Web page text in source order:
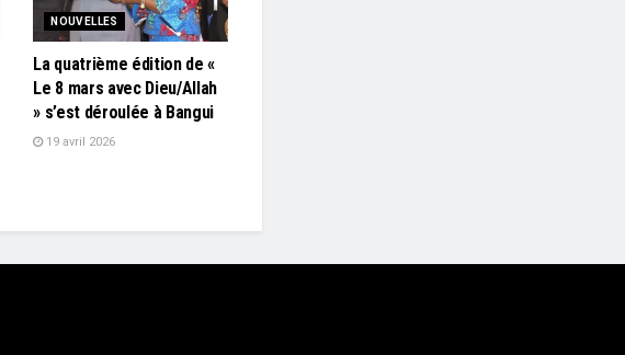
NOUVELLES
La quatrième édition de «
Le 8 mars avec Dieu/Allah
» s’est déroulée à Bangui
19 avril 2026